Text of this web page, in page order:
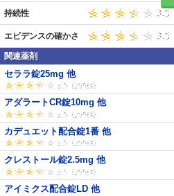
持続性
エビデンスの確かさ
関連薬剤
セララ錠25mg 他
アダラートCR錠10mg 他
カデュエット配合錠1番 他
クレストール錠2.5mg 他
アイミクス配合錠LD 他